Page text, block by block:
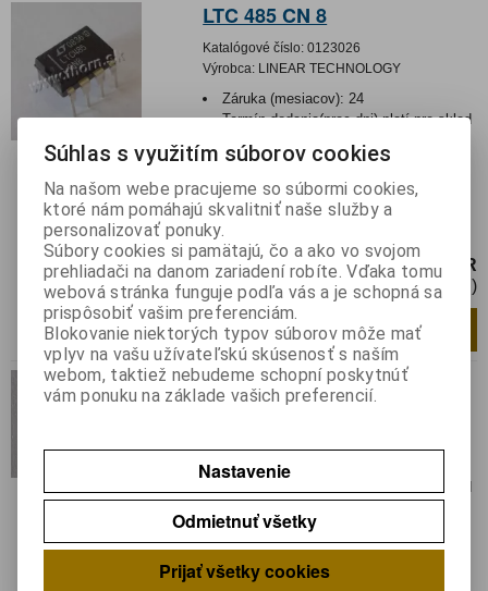
LTC 485 CN 8
Katalógové číslo: 0123026
Výrobca: LINEAR TECHNOLOGY
Záruka (mesiacov): 24
Termín dodania(prac.dni)-platí pre sklad
Hmotnosť:0,00051 kg
Hmotnosť balenia:0,00051 kg
Rozhranie; transceiver; RS485; 52Mbps;
DIP8; 5VDC
4,20 EUR
3,42 EUR (Cena bez DPH)
ks Pridať do košíka
LTC 1050 CN 8
Záruka (mesiacov):
Hmotnosť:0,0012 kg
Hmotnosť balenia:0,0012 kg
Operačný zosilňovač; 2,5MHz; Kanály:1;
Súhlas s využitím súborov cookies
Na našom webe pracujeme so súbormi cookies,
ktoré nám pomáhajú skvalitniť naše služby a
personalizovať ponuky.
Súbory cookies si pamätajú, čo a ako vo svojom
prehliadači na danom zariadení robíte. Vďaka tomu
webová stránka funguje podľa vás a je schopná sa
prispôsobiť vašim preferenciám.
Blokovanie niektorých typov súborov môže mať
vplyv na vašu užívateľskú skúsenosť s naším
webom, taktiež nebudeme schopní poskytnúť
vám ponuku na základe vašich preferencií.
Nastavenie
Odmietnuť všetky
Prijať všetky cookies